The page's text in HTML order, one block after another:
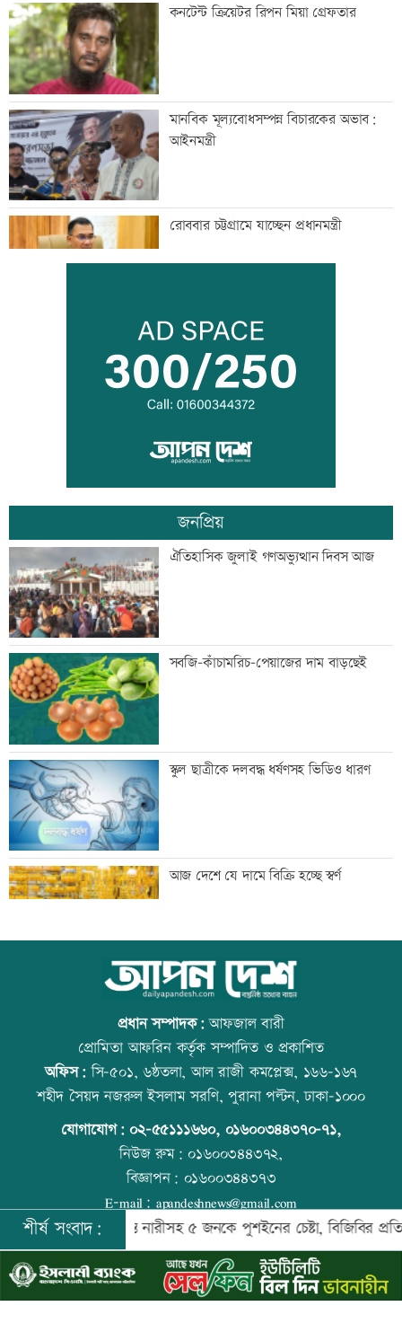
কনটেন্ট ক্রিয়েটর রিপন মিয়া গ্রেফতার
মানবিক মূল্যবোধসম্পন্ন বিচারকের অভাব:
আইনমন্ত্রী
রোববার চট্টগ্রামে যাচ্ছেন প্রধানমন্ত্রী
বিয়ে না করার কারণ জানালেন আমিশা
আওয়ামী লীগের সঙ্গে গণতন্ত্র যায় না: মির্জা
ফখরুল
ডেপুটি ম্যানেজার চেয়ে ব্র্যাকে নিয়োগ
‘আমার স্বপ্ন আপনাদের কাছে দিয়ে গেলাম’
মেহেরপুর সীমান্তে নারীসহ ৫ জনকে পুশইনের
চেষ্টা, বিজিবির প্রতিরোধে ব্যর্থ
থাইল্যান্ডে ১৪ বছরের শিক্ষার্থীর গুলিতে নিহত
৬
জাপানে ধেয়ে আসছে ঘূর্ণিঝড় ডলফিন
কাঁচা মরিচের দাম কমলেও ডিমের দাম
বাড়তি
নারী এশিয়া কাপে সহজ গ্রুপে বাংলাদেশ
বিএনপি নেতাকে লক্ষ্য করে গুলি, সহযোগী
জনপ্রিয়
ঐতিহাসিক জুলাই গণঅভ্যুত্থান দিবস আজ
সবজি-কাঁচামরিচ-পেয়াজের দাম বাড়ছেই
স্কুল ছাত্রীকে দলবদ্ধ ধর্ষণসহ ভিডিও ধারণ
আজ দেশে যে দামে বিক্রি হচ্ছে স্বর্ণ
আজ বিশ্ব বন্ধু দিবস
প্রতিমন্ত্রীকে ঘিরে ভাইরাল ভিডিওতে ছবি
জুড়ে অপপ্রচার: এলিন
কোরআন-হাদিসে নামাজ না পড়ার শাস্তি
আজ স্বর্ণ-রুপা যে দামে বিক্রি হচ্ছে
প্রধান সম্পাদক:আফজাল বারী
প্রোমিতা আফরিন কর্তৃক সম্পাদিত ও প্রকাশিত
অফিস:সি-৫০১, ৬ষ্ঠতলা, আল রাজী কমপ্লেক্স, ১৬৬-১৬৭
শহীদ সৈয়দ নজরুল ইসলাম সরণি, পুরানা পল্টন, ঢাকা-১০০০
যোগাযোগ: ০২-৫৫১১১৬৬০, ০১৬০০৩৪৪৩৭০-৭১,
নিউজ রুম:০১৬০০৩৪৪৩৭২,
বিজ্ঞাপন: ০১৬০০৩৪৪৩৭৩
E-mail: apandeshnews@gmail.com
©২০২৬ |আপন দেশ ডটকমকর্তৃক সর্বসত্ব ® সংরক্ষিত | উন্নয়নে
ইমিথমেকারস.কম
শীর্ষ সংবাদ:
সীমান্তে নারীসহ ৫ জনকে পুশইনের চেষ্টা, বিজিবির প্রতিরোধে